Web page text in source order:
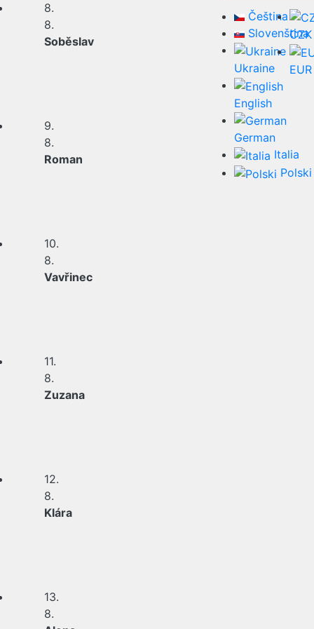
8.
8.
Soběslav
9.
8.
Roman
10.
8.
Vavřinec
11.
8.
Zuzana
12.
8.
Klára
13.
8.
Čeština
Slovenština
Ukraine
English
German
Italia
Polski
CZK
EUR